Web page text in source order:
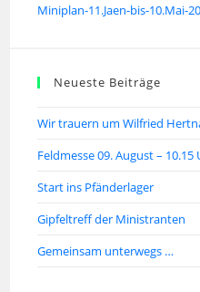
Miniplan-11.Jaen-bis-10.Mai-
Neueste Beiträge
Wir trauern um Wilfried
Feldmesse 09. August –
Start ins Pfänderlager
Gipfeltreff der Ministranten
Gemeinsam unterwegs …